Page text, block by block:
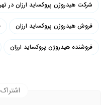
شرکت هیدروژن پروکساید ارزان در
فروش هیدروژن پروکساید ارزان
فروشنده هیدروژن پروکساید ارزان